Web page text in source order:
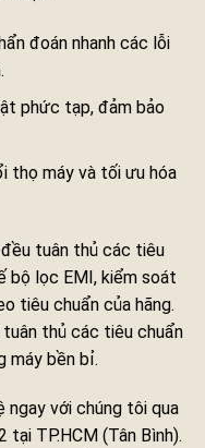
đoán nhanh các lỗi
phức tạp, đảm bảo
thọ máy và tối ưu hóa
tuân thủ các tiêu
bộ lọc EMI, kiểm soát
tiêu chuẩn của hãng.
thủ các tiêu chuẩn
máy bền bỉ.
ngay với chúng tôi qua
tại TP.HCM (Tân Bình).